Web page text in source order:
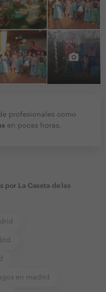
profesionales como
en pocas horas.
por La Caseta de las
en madrid